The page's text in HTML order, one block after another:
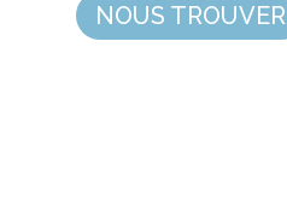
NOUS TROUVER